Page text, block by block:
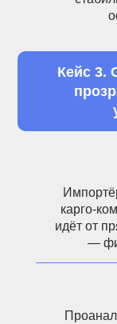
карго-
идёт от
—
Кейс 3.